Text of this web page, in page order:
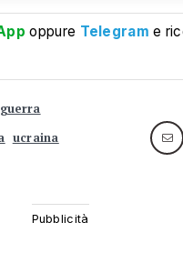
oppure Telegram e
guerra
ucraina